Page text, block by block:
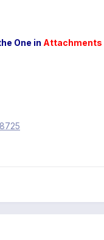
One in Attachments